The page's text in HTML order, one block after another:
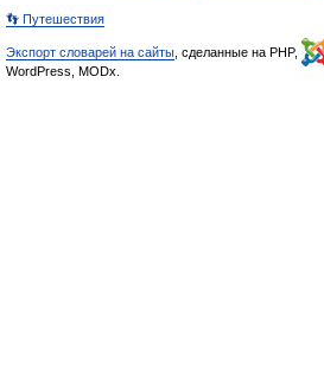
👣 Путешествия
Экспорт словарей на сайты , сделанные на PHP,
WordPress, MODx.